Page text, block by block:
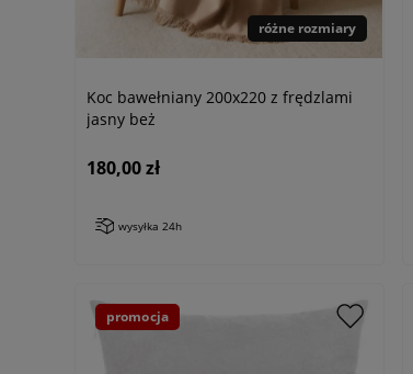
różne rozmiary
Koc bawełniany 200x220 z frędzlami
jasny beż
180,00 zł
wysyłka 24h
promocja